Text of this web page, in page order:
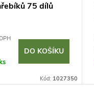
75 dílů
DO KOŠÍKU
Kód: 1027350